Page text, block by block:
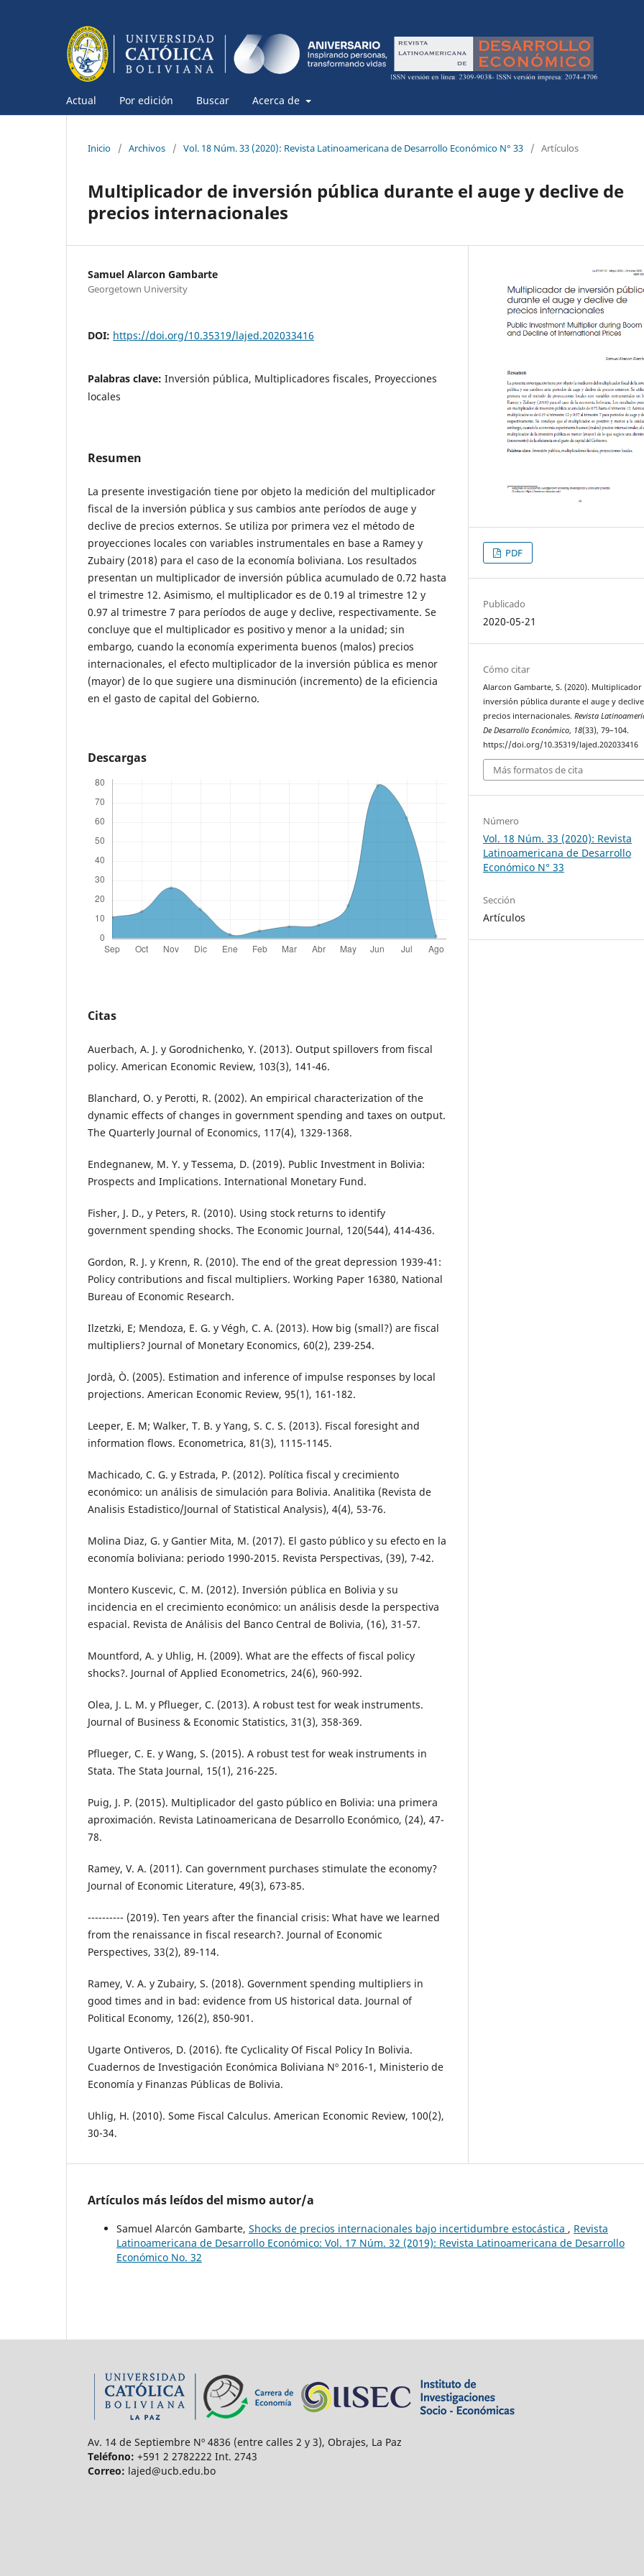
Actual Por edición Buscar Acerca de
Inicio / Archivos / Vol. 18 Núm. 33 (2020): Revista Latinoamericana de Desarrollo Económico N° 33 / Artículos
Multiplicador de inversión pública durante el auge y declive de
precios internacionales
Samuel Alarcon Gambarte
Georgetown University
DOI: https://doi.org/10.35319/lajed.202033416
Palabras clave: Inversión pública, Multiplicadores fiscales, Proyecciones
locales
Resumen
La presente investigación tiene por objeto la medición del multiplicador
fiscal de la inversión pública y sus cambios ante períodos de auge y
declive de precios externos. Se utiliza por primera vez el método de
proyecciones locales con variables instrumentales en base a Ramey y
Zubairy (2018) para el caso de la economía boliviana. Los resultados
presentan un multiplicador de inversión pública acumulado de 0.72 hasta
el trimestre 12. Asimismo, el multiplicador es de 0.19 al trimestre 12 y
0.97 al trimestre 7 para períodos de auge y declive, respectivamente. Se
concluye que el multiplicador es positivo y menor a la unidad; sin
embargo, cuando la economía experimenta buenos (malos) precios
internacionales, el efecto multiplicador de la inversión pública es menor
(mayor) de lo que sugiere una disminución (incremento) de la eficiencia
en el gasto de capital del Gobierno.
Descargas
Citas
Auerbach, A. J. y Gorodnichenko, Y. (2013). Output spillovers from fiscal
policy. American Economic Review, 103(3), 141-46.
Blanchard, O. y Perotti, R. (2002). An empirical characterization of the
dynamic effects of changes in government spending and taxes on output.
The Quarterly Journal of Economics, 117(4), 1329-1368.
Endegnanew, M. Y. y Tessema, D. (2019). Public Investment in Bolivia:
Prospects and Implications. International Monetary Fund.
Fisher, J. D., y Peters, R. (2010). Using stock returns to identify
government spending shocks. The Economic Journal, 120(544), 414-436.
Gordon, R. J. y Krenn, R. (2010). The end of the great depression 1939-41:
Policy contributions and fiscal multipliers. Working Paper 16380, National
Bureau of Economic Research.
Ilzetzki, E; Mendoza, E. G. y Végh, C. A. (2013). How big (small?) are fiscal
multipliers? Journal of Monetary Economics, 60(2), 239-254.
Jordà, Ò. (2005). Estimation and inference of impulse responses by local
projections. American Economic Review, 95(1), 161-182.
Leeper, E. M; Walker, T. B. y Yang, S. C. S. (2013). Fiscal foresight and
information flows. Econometrica, 81(3), 1115-1145.
Machicado, C. G. y Estrada, P. (2012). Política fiscal y crecimiento
económico: un análisis de simulación para Bolivia. Analitika (Revista de
Analisis Estadistico/Journal of Statistical Analysis), 4(4), 53-76.
Molina Diaz, G. y Gantier Mita, M. (2017). El gasto público y su efecto en la
economía boliviana: periodo 1990-2015. Revista Perspectivas, (39), 7-42.
Montero Kuscevic, C. M. (2012). Inversión pública en Bolivia y su
incidencia en el crecimiento económico: un análisis desde la perspectiva
espacial. Revista de Análisis del Banco Central de Bolivia, (16), 31-57.
Mountford, A. y Uhlig, H. (2009). What are the effects of fiscal policy
shocks?. Journal of Applied Econometrics, 24(6), 960-992.
Olea, J. L. M. y Pflueger, C. (2013). A robust test for weak instruments.
Journal of Business & Economic Statistics, 31(3), 358-369.
Pflueger, C. E. y Wang, S. (2015). A robust test for weak instruments in
Stata. The Stata Journal, 15(1), 216-225.
Puig, J. P. (2015). Multiplicador del gasto público en Bolivia: una primera
aproximación. Revista Latinoamericana de Desarrollo Económico, (24), 47-
78.
Ramey, V. A. (2011). Can government purchases stimulate the economy?
Journal of Economic Literature, 49(3), 673-85.
---------- (2019). Ten years after the financial crisis: What have we learned
from the renaissance in fiscal research?. Journal of Economic
Perspectives, 33(2), 89-114.
Ramey, V. A. y Zubairy, S. (2018). Government spending multipliers in
good times and in bad: evidence from US historical data. Journal of
Political Economy, 126(2), 850-901.
Ugarte Ontiveros, D. (2016). fte Cyclicality Of Fiscal Policy In Bolivia.
Cuadernos de Investigación Económica Boliviana Nº 2016-1, Ministerio de
Economía y Finanzas Públicas de Bolivia.
Uhlig, H. (2010). Some Fiscal Calculus. American Economic Review, 100(2),
30-34.
PDF
Publicado
2020-05-21
Cómo citar
Alarcon Gambarte, S. (2020). Multiplicador
inversión pública durante el auge y
precios internacionales.Revista
De Desarrollo Económico, 18(33), 79–104.
https://doi.org/10.35319/lajed.202033416
Más formatos de cita
Número
Vol. 18 Núm. 33 (2020): Revista
Latinoamericana de Desarrollo
Económico N° 33
Sección
Artículos
Artículos más leídos del mismo autor/a
Samuel Alarcón Gambarte, Shocks de precios internacionales bajo incertidumbre estocástica , Revista
Latinoamericana de Desarrollo Económico: Vol. 17 Núm. 32 (2019): Revista Latinoamericana de Desarrollo
Económico No. 32
Av. 14 de Septiembre Nº 4836 (entre calles 2 y 3), Obrajes, La Paz
Teléfono: +591 2 2782222 Int. 2743
Correo: lajed@ucb.edu.bo